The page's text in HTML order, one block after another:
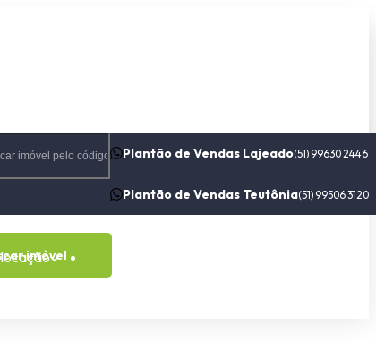
Plantão de Vendas Lajeado(51) 99630 2446
Plantão de Vendas Teutônia(51) 99506 3120
locação
imóvel